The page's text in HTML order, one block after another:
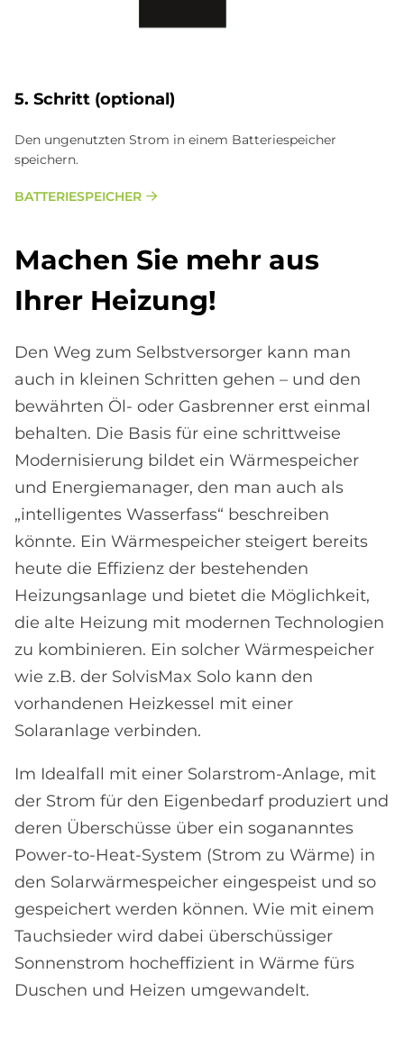
5. Schritt (optional)
Den ungenutzten Strom in einem Batteriespeicher
speichern.
BATTERIESPEICHER
Ma­chen Sie mehr aus
Ih­rer Hei­zung!
Den Weg zum Selbstversorger kann man
auch in kleinen Schritten gehen – und den
bewährten Öl- oder Gasbrenner erst einmal
behalten. Die Basis für eine schrittweise
Modernisierung bildet ein Wärmespeicher
und Energiemanager, den man auch als
„intelligentes Wasserfass“ beschreiben
könnte. Ein Wärmespeicher steigert bereits
heute die Effizienz der bestehenden
Heizungsanlage und bietet die Möglichkeit,
die alte Heizung mit modernen Technologien
zu kombinieren. Ein solcher Wärmespeicher
wie z.B. der SolvisMax Solo kann den
vorhandenen Heizkessel mit einer
Solaranlage verbinden.
Im Idealfall mit einer Solarstrom-Anlage, mit
der Strom für den Eigenbedarf produziert und
deren Überschüsse über ein sogananntes
Power-to-Heat-System (Strom zu Wärme) in
den Solarwärmespeicher eingespeist und so
gespeichert werden können. Wie mit einem
Tauchsieder wird dabei überschüssiger
Sonnenstrom hocheffizient in Wärme fürs
Duschen und Heizen umgewandelt.